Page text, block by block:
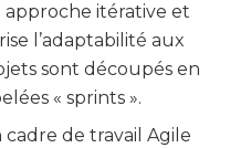
approche itérative et
l’adaptabilité aux
sont découpés en
« sprints ».
cadre de travail Agile